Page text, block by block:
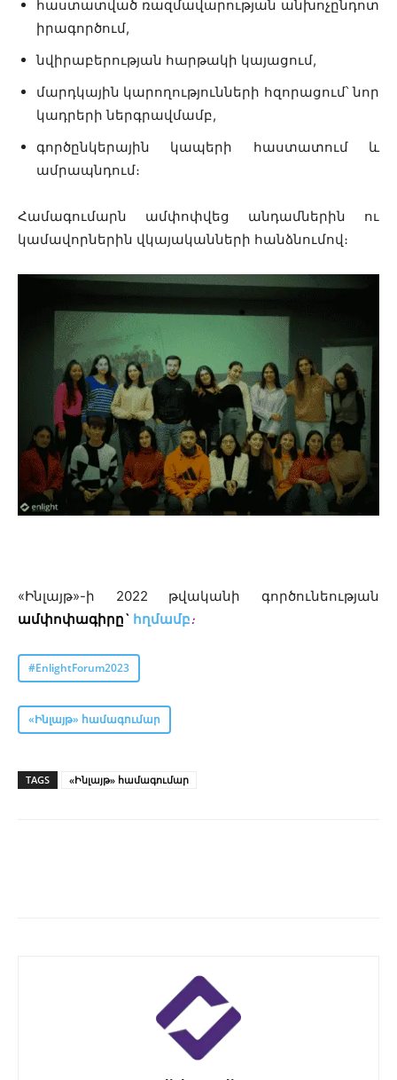
հաստատված ռազմավարության անխոչընդոտ
իրագործում,
նվիրաբերության հարթակի կայացում,
մարդկային կարողությունների հզորացում՝ նոր
կադրերի ներգրավմամբ,
գործընկերային կապերի հաստատում և
ամրապնդում։
Համագումարն ամփոփվեց անդամներին ու
կամավորներին վկայականների հանձնումով։
«Ինլայթ»-ի 2022 թվականի գործունեության
ամփոփագիրը` հղմամբ։
#EnlightForum2023
«Ինլայթ» համագումար
TAGS «Ինլայթ» համագումար